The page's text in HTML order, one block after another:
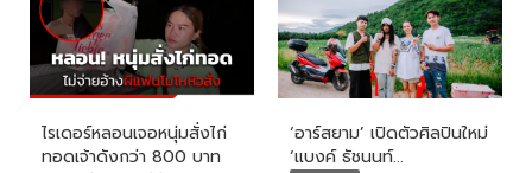
ไรเดอร์หลอนเจอหนุ่มสั่งไก่
ทอดเจ้าดังกว่า 800 บาท
‘อาร์สยาม’ เปิดตัวศิลปินใหม่
‘แบงค์ ธัชนนท์...